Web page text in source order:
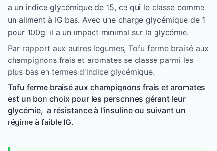
a un indice glycémique de 15, ce qui le classe comme
un aliment à IG bas. Avec une charge glycémique de 1
pour 100g, il a un impact minimal sur la glycémie.
Par rapport aux autres legumes, Tofu ferme braisé aux
champignons frais et aromates se classe parmi les
plus bas en termes d'indice glycémique.
Tofu ferme braisé aux champignons frais et aromates
est un bon choix pour les personnes gérant leur
glycémie, la résistance à l'insuline ou suivant un
régime à faible IG.